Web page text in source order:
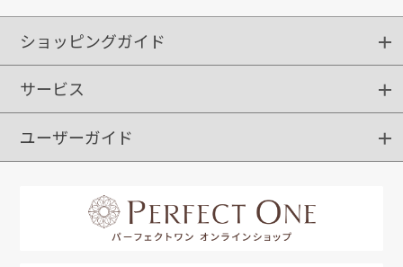
ショッピングガイド
ショッピングガイド
ご注文方法
送料・配送
クーポンご利用方法
サービス
定期購入
ポイントサービス
お知らせメール
ユーザーガイド